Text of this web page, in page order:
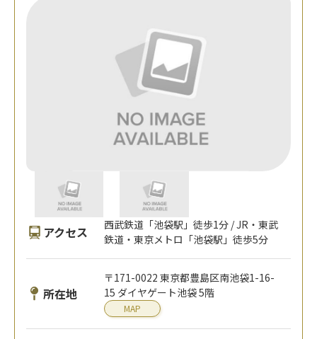
アクセス
西武鉄道「池袋駅」徒歩1分 / JR・東武
鉄道・東京メトロ「池袋駅」徒歩5分
所在地
〒171-0022 東京都豊島区南池袋1-16-
15 ダイヤゲート池袋 5階
MAP